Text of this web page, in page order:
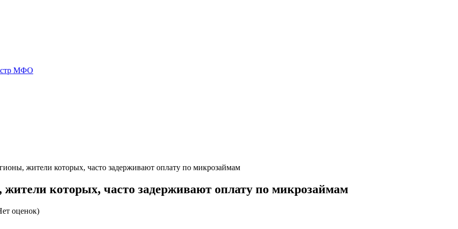
МФО
жители которых, часто задерживают оплату по микрозаймам
которых, часто задерживают оплату по микрозаймам
оценок)